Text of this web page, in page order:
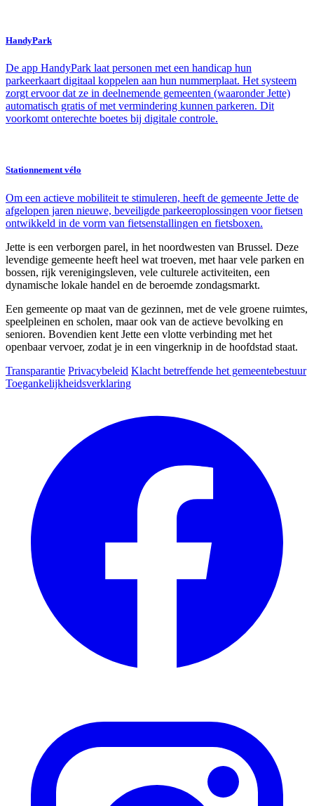
HandyPark
De app HandyPark laat personen met een handicap hun
parkeerkaart digitaal koppelen aan hun nummerplaat. Het systeem
zorgt ervoor dat ze in deelnemende gemeenten (waaronder Jette)
automatisch gratis of met vermindering kunnen parkeren. Dit
voorkomt onterechte boetes bij digitale controle.
Stationnement vélo
Om een actieve mobiliteit te stimuleren, heeft de gemeente Jette de
afgelopen jaren nieuwe, beveiligde parkeeroplossingen voor fietsen
ontwikkeld in de vorm van fietsenstallingen en fietsboxen.
Jette is een verborgen parel, in het noordwesten van Brussel. Deze
levendige gemeente heeft heel wat troeven, met haar vele parken en
bossen, rijk verenigingsleven, vele culturele activiteiten, een
dynamische lokale handel en de beroemde zondagsmarkt.
Een gemeente op maat van de gezinnen, met de vele groene ruimtes,
speelpleinen en scholen, maar ook van de actieve bevolking en
senioren. Bovendien kent Jette een vlotte verbinding met het
openbaar vervoer, zodat je in een vingerknip in de hoofdstad staat.
Transparantie Privacybeleid Klacht betreffende het gemeentebestuur
Toegankelijkheidsverklaring